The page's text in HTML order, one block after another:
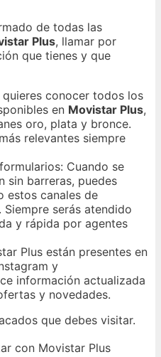
de todas las
Plus, llamar por
que tienes y que
conocer todos los
en Movistar Plus,
oro, plata y bronce.
relevantes siempre
Cuando se
sin barreras, puedes
estos canales de
serás atendido
y rápida por agentes
Plus están presentes en
y
información actualizada
y novedades.
que debes visitar.
con Movistar Plus